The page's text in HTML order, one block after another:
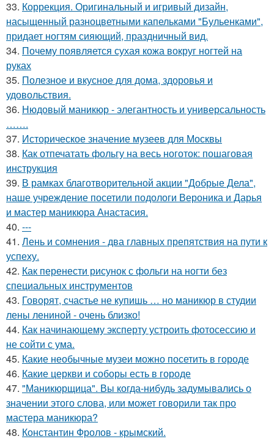
33. Коррекция. Оригинальный и игривый дизайн,
насыщенный разноцветными капельками "Бульенками",
придает ногтям сияющий, праздничный вид.
34. Почему появляется сухая кожа вокруг ногтей на
руках
35. Полезное и вкусное для дома, здоровья и
удовольствия.
36. Нюдовый маникюр - элегантность и универсальность
…….
37. Историческое значение музеев для Москвы
38. Как отпечатать фольгу на весь ноготок: пошаговая
инструкция
39. В рамках благотворительной акции "Добрые Дела",
наше учреждение посетили подологи Вероника и Дарья
и мастер маникюра Анастасия.
40. ---
41. Лень и сомнения - два главных препятствия на пути к
успеху.
42. Как перенести рисунок с фольги на ногти без
специальных инструментов
43. Говорят, счастье не купишь … но маникюр в студии
лены лениной - очень близко!
44. Как начинающему эксперту устроить фотосессию и
не сойти с ума.
45. Какие необычные музеи можно посетить в городе
46. Какие церкви и соборы есть в городе
47. "Маникюрщица". Вы когда-нибудь задумывались о
значении этого слова, или может говорили так про
мастера маникюра?
48. Константин Фролов - крымский.